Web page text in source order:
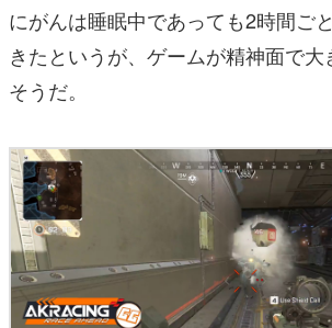
にがんは睡眠中であっても2時間ご
きたというが、ゲームが精神面で
そうだ。